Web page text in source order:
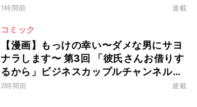
1時間前 連載
コミック
【漫画】もっけの幸い〜ダメな男にサヨ
ナラします〜 第3回 「彼氏さんお借りす
るから」ビジネスカップルチャンネルっ
て何!?
2時間前 連載